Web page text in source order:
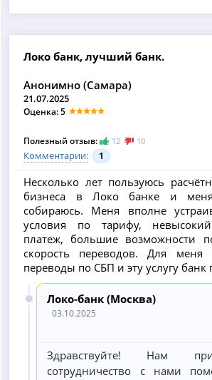
Локо банк, лучший банк.
Анонимно (Самара)
21.07.2025
Оценка: 5
Полезный отзыв: 12 10
Комментарии: 1
Несколько лет пользуюсь
бизнеса в Локо банке и
собираюсь. Меня вполне
условия по тарифу,
платеж, большие возможности
скорость переводов. Для меня
переводы по СБП и эту услугу банк
Локо-банк (Москва)
03.10.2025
Здравствуйте! Нам
сотрудничество с нами